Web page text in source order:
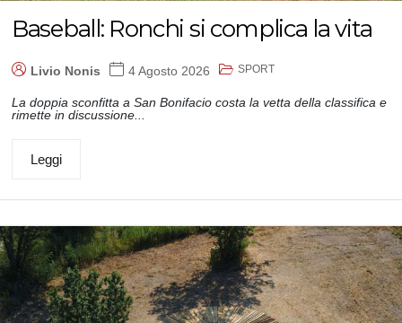
Baseball: Ronchi si complica la vita
Livio Nonis 4 Agosto 2026 SPORT
La doppia sconfitta a San Bonifacio costa la vetta della classifica e
rimette in discussione...
Leggi